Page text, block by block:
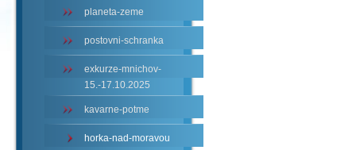
planeta-zeme
postovni-schranka
exkurze-mnichov-
15.-17.10.2025
kavarne-potme
horka-nad-moravou